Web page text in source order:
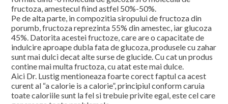
fructoza, amestecul fiind astfel 50%-50%.
Pe de alta parte, in compozitia siropului de fructoza din
porumb, fructoza reprezinta 55% din amestec, iar glucoza
45%. Datorita acestei fructoze, care are o capacitate de
indulcire aproape dubla fata de glucoza, produsele cu zahar
sunt mai dulci decat alte surse de glucide. Cu cat un produs
contine mai multa fructoza, cu atat este mai dulce.
Aici Dr. Lustig mentioneaza foarte corect faptul ca acest
curent al “a calorie is a calorie”, principiul conform caruia
toate caloriile sunt la fel si trebuie privite egal, este cel care